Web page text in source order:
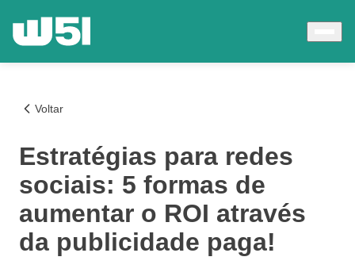
Voltar
Estratégias para redes
sociais: 5 formas de
aumentar o ROI através
da publicidade paga!